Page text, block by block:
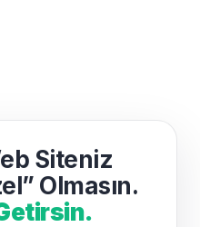
Siteniz
Olmasın.